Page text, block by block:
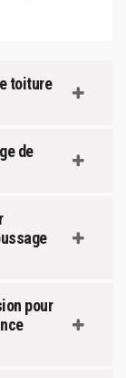
toiture
de
pour